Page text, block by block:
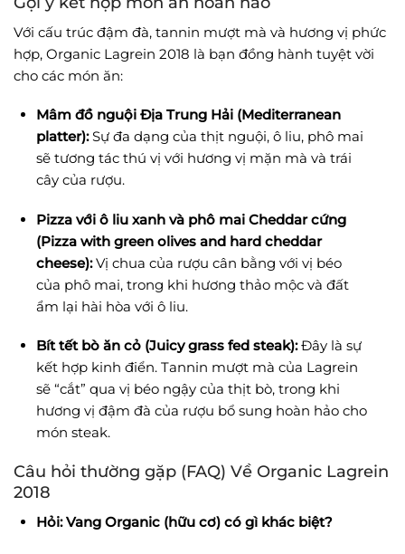
Với cấu trúc đậm đà, tannin mượt mà và hương vị phức
hợp, Organic Lagrein 2018 là bạn đồng hành tuyệt vời
cho các món ăn:
Mâm đồ nguội Địa Trung Hải (Mediterranean
platter):Sự đa dạng của thịt nguội, ô liu, phô mai
sẽ tương tác thú vị với hương vị mặn mà và trái
cây của rượu.
Pizza với ô liu xanh và phô mai Cheddar cứng
(Pizza with green olives and hard cheddar
cheese):Vị chua của rượu cân bằng với vị béo
của phô mai, trong khi hương thảo mộc và đất
ẩm lại hài hòa với ô liu.
Bít tết bò ăn cỏ (Juicy grass fed steak):Đây là sự
kết hợp kinh điển. Tannin mượt mà của Lagrein
sẽ “cắt” qua vị béo ngậy của thịt bò, trong khi
hương vị đậm đà của rượu bổ sung hoàn hảo cho
món steak.
Câu hỏi thường gặp (FAQ) Về Organic Lagrein
2018
Hỏi: Vang Organic (hữu cơ) có gì khác biệt?